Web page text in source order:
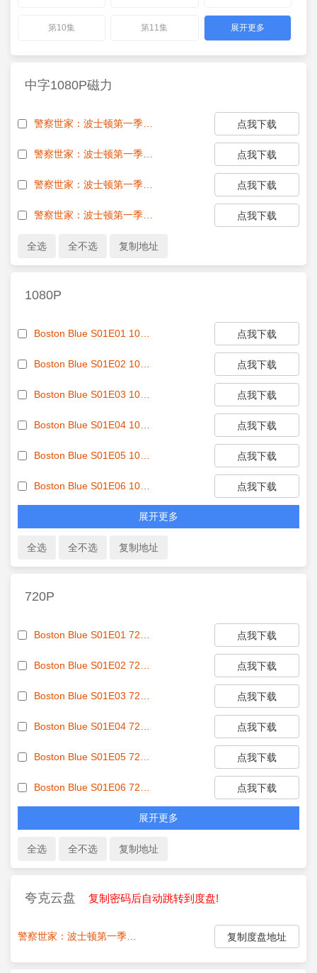
第10集 第11集 展开更多
中字1080P磁力
点我下载
点我下载
点我下载
点我下载
1080P
点我下载
点我下载
点我下载
点我下载
点我下载
点我下载
展开更多
720P
点我下载
点我下载
点我下载
点我下载
点我下载
点我下载
展开更多
夸克云盘 复制密码后自动跳转到度盘!
点我复制密码:复制度盘地址